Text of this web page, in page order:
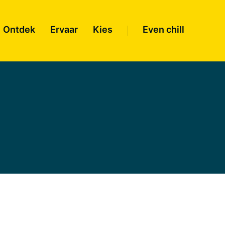
Ontdek Ervaar Kies Even chill